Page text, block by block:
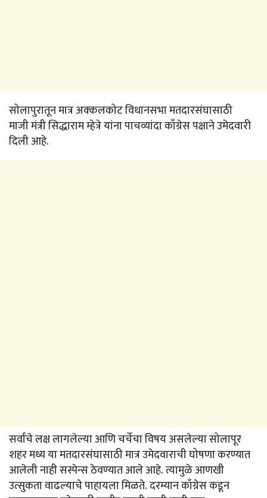
सोलापुरातून मात्र अक्कलकोट विधानसभा मतदारसंघासाठी
माजी मंत्री सिद्धाराम म्हेत्रे यांना पाचव्यांदा काँग्रेस पक्षाने उमेदवारी
दिली आहे.
सर्वांचे लक्ष लागलेल्या आणि चर्चेचा विषय असलेल्या सोलापूर
शहर मध्य या मतदारसंघासाठी मात्र उमेदवाराची घोषणा करण्यात
आलेली नाही सस्पेन्स ठेवण्यात आले आहे. त्यामुळे आणखी
उत्सुकता वाढल्याचे पाहायला मिळते. दरम्यान काँग्रेस कडून